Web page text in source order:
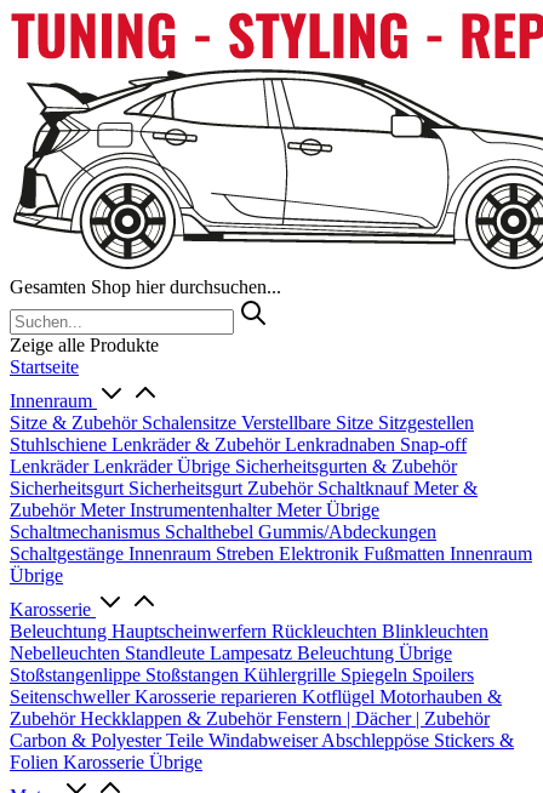
Gesamten Shop hier durchsuchen...
Zeige alle Produkte
Startseite
Innenraum
Sitze & Zubehör Schalensitze Verstellbare Sitze Sitzgestellen
Stuhlschiene Lenkräder & ZubehörLenkradnaben Snap-off
LenkräderLenkräder Übrige Sicherheitsgurten & Zubehör
Sicherheitsgurt Sicherheitsgurt Zubehör SchaltknaufMeter &
ZubehörMeterInstrumentenhalterMeter Übrige
Schaltmechanismus Schalthebel Gummis/Abdeckungen
Schaltgestänge Innenraum Streben Elektronik Fußmatten Innenraum
Übrige
Karosserie
Beleuchtung Hauptscheinwerfern Rückleuchten Blinkleuchten
Nebelleuchten Standleute Lampesatz Beleuchtung Übrige
Stoßstangenlippe Stoßstangen Kühlergrille Spiegeln Spoilers
SeitenschwellerKarosserie reparieren Kotflügel Motorhauben &
ZubehörHeckklappen & ZubehörFenstern | Dächer | Zubehör
Carbon & Polyester Teile WindabweiserAbschleppöse Stickers &
Folien Karosserie Übrige